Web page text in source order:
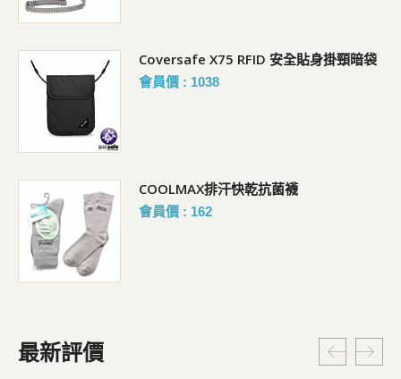
Coversafe X75 RFID 安全貼身掛頸暗袋
會員價 : 1038
COOLMAX排汗快乾抗菌襪
會員價 : 162
最新評價